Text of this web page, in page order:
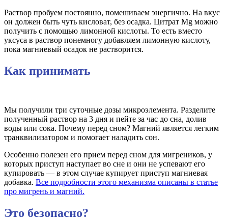
Раствор пробуем постоянно, помешиваем энергично. На вкус
он должен быть чуть кисловат, без осадка. Цитрат Mg можно
получить с помощью лимонной кислоты. То есть вместо
уксуса в раствор понемногу добавляем лимонную кислоту,
пока магниевый осадок не растворится.
Как принимать
Мы получили три суточные дозы микроэлемента. Разделите
полученный раствор на 3 дня и пейте за час до сна, долив
воды или сока. Почему перед сном? Магний является легким
транквилизатором и помогает наладить сон.
Особенно полезен его прием перед сном для мигреников, у
которых приступ наступает во сне и они не успевают его
купировать — в этом случае купирует приступ магниевая
добавка. Все подробности этого механизма описаны в статье
про мигрень и магний.
Это безопасно?